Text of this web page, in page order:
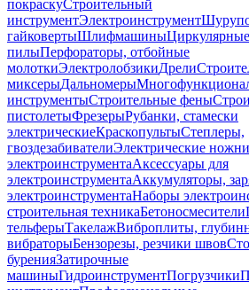
покраскуСтроительный
инструментЭлектроинструмент
гайковертыШлифмашины
пилыПерфораторы, отбойные
молоткиЭлектролобзикиДрели
миксерыДальномеры
инструментыСтроительные фены
пистолетыФрезерыРубанки, стамески
электрическиеКраскопультыСтеплеры,
гвоздезабивателиЭлектрические
электроинструментаАксессуары для
электроинструментаАккумуляторы,
электроинструментаНаборы
строительная техникаБетоносмесители
тельферыТакелажВиброплиты,
вибраторыБензорезы, резчики швов
буренияЗатирочные
машиныГидроинструментПогрузчики